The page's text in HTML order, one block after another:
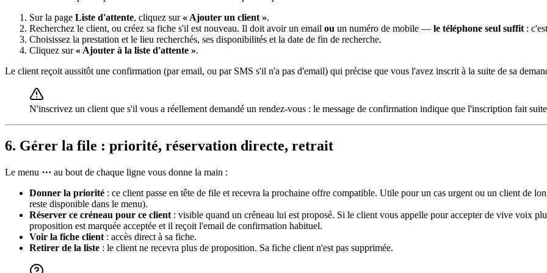
Sur la page Liste d'attente, cliquez sur « Ajouter un client ».
Recherchez le client, ou créez sa fiche s'il est nouveau. Il doit avoir un email ou un numéro de mobile — le téléphone seul suffit :
Choisissez la prestation et le lieu recherchés, ses disponibilités et la date de fin de recherche.
Cliquez sur « Ajouter à la liste d'attente ».
Le client reçoit aussitôt une confirmation (par email, ou par SMS s'il n'a pas d'email) qui précise que vous l'avez inscrit à la suite de sa
N'inscrivez un client que s'il vous a réellement demandé un rendez-vous : le message de confirmation indique que l'inscription fait
6. Gérer la file : priorité, réservation directe, retrait
Le menu ⋯ au bout de chaque ligne vous donne la main :
Donner la priorité : ce client passe en tête de file et recevra la prochaine offre compatible. Utile pour un cas urgent ou un client de
reste disponible dans le menu).
Réserver ce créneau pour ce client : visible quand un créneau lui est proposé. Si le client vous appelle pour accepter de vive voix
proposition est marquée acceptée et il reçoit l'email de confirmation habituel.
Voir la fiche client : accès direct à sa fiche.
Retirer de la liste : le client ne recevra plus de proposition. Sa fiche client n'est pas supprimée.